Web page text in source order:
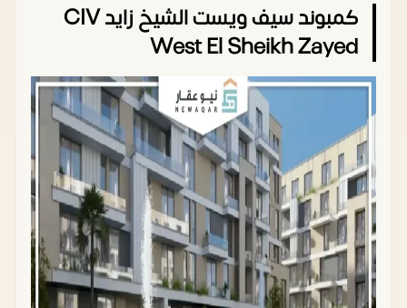
كمبوند سيف ويست الشيخ زايد CIV
West El Sheikh Zayed